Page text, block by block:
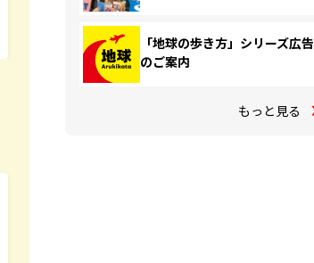
「地球の歩き方」シリーズ広告
のご案内
もっと見る